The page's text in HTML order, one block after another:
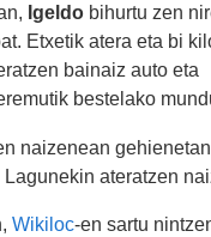
Igeldobihurtu zen
Etxetik atera eta bi
bainaiz auto eta
bestelako
naizenean
ateratzen
Wikiloc-en sartu